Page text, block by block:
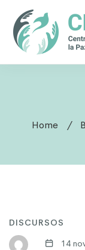
Home
DISCURSOS
14